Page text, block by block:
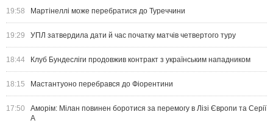
19:58 Мартінеллі може перебратися до Туреччини
19:29 УПЛ затвердила дати й час початку матчів четвертого туру
18:44 Клуб Бундесліги продовжив контракт з українським нападником
18:15 Мастантуоно перебрався до Фіорентини
17:50
Аморім: Мілан повинен боротися за перемогу в Лізі Європи та Серії
А